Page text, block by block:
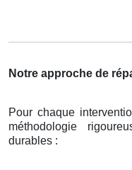
Notre approche de
Pour chaque
méthodologie
durables :